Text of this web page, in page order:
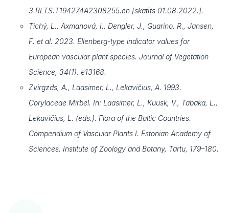
3.RLTS.T194274A2308255.en [skatīts 01.08.2022.].
Tichý, L., Axmanová, I., Dengler, J., Guarino, R., Jansen,
F. et al. 2023. Ellenberg-type indicator values for
European vascular plant species. Journal of Vegetation
Science, 34(1), e13168.
Zvirgzds, A., Laasimer, L., Lekavičius, A. 1993.
Corylaceae Mirbel. In: Laasimer, L., Kuusk, V., Tabaka, L.,
Lekavičius, L. (eds.). Flora of the Baltic Countries.
Compendium of Vascular Plants I. Estonian Academy of
Sciences, Institute of Zoology and Botany, Tartu, 179–180.